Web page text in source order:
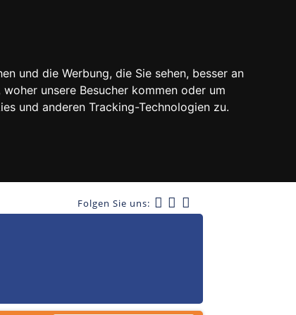
und die Werbung, die Sie sehen, besser an
unsere Besucher kommen oder um
und anderen Tracking-Technologien zu.
Folgen Sie uns: